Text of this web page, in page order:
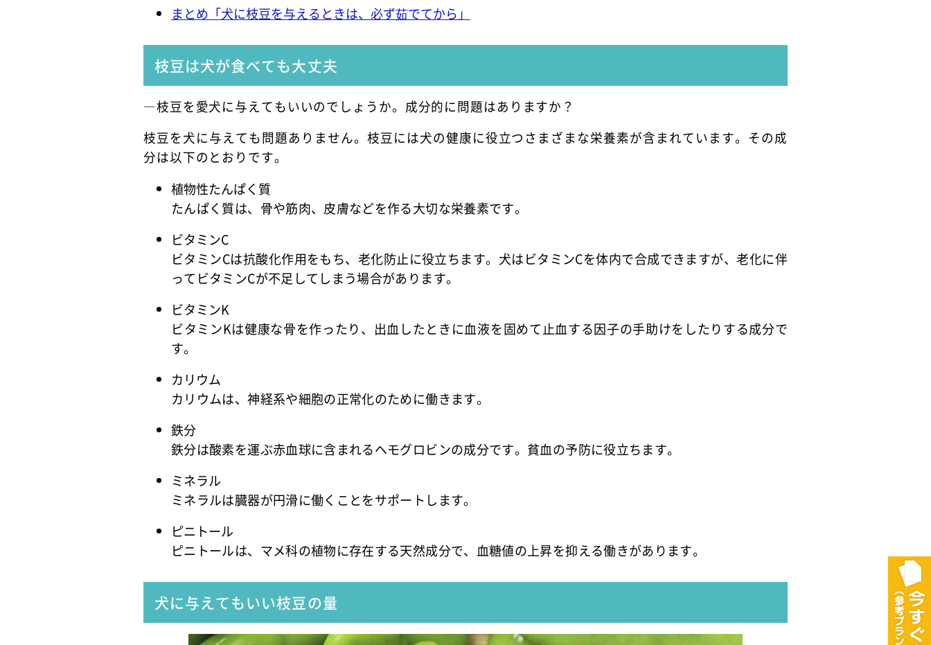
まとめ「犬に枝豆を与えるときは、必ず茹でてから」
枝豆は犬が食べても大丈夫
―枝豆を愛犬に与えてもいいのでしょうか。成分的に問題はありますか？
枝豆を犬に与えても問題ありません。枝豆には犬の健康に役立つさまざまな栄養素が含まれています。その成
分は以下のとおりです。
植物性たんぱく質
たんぱく質は、骨や筋肉、皮膚などを作る大切な栄養素です。
ビタミンC
ビタミンCは抗酸化作用をもち、老化防止に役立ちます。犬はビタミンCを体内で合成できますが、老化に伴
ってビタミンCが不足してしまう場合があります。
ビタミンK
ビタミンKは健康な骨を作ったり、出血したときに血液を固めて止血する因子の手助けをしたりする成分で
す。
カリウム
カリウムは、神経系や細胞の正常化のために働きます。
鉄分
鉄分は酸素を運ぶ赤血球に含まれるヘモグロビンの成分です。貧血の予防に役立ちます。
ミネラル
ミネラルは臓器が円滑に働くことをサポートします。
ピニトール
ピニトールは、マメ科の植物に存在する天然成分で、血糖値の上昇を抑える働きがあります。
犬に与えてもいい枝豆の量